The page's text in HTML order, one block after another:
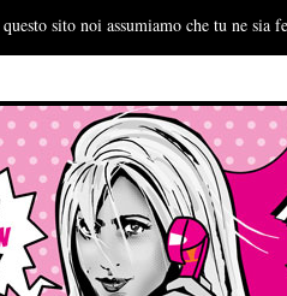
sito noi assumiamo che tu ne sia